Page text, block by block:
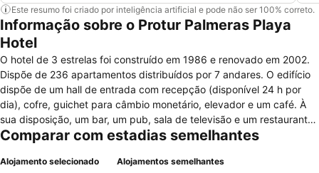
Este resumo foi criado por inteligência artificial e pode não ser 100% correto.
Informação sobre o Protur Palmeras Playa
Hotel
O hotel de 3 estrelas foi construído em 1986 e renovado em 2002.
Dispõe de 236 apartamentos distribuídos por 7 andares. O edifício
dispõe de um hall de entrada com recepção (disponível 24 h por
dia), cofre, guichet para câmbio monetário, elevador e um café. À
sua disposição, um bar, um pub, sala de televisão e um restaurante
à la carte climatizado com zona para não fumadores e cadeiras
Internet, mini-clube e parque infantil. Poderá estacionar o seu
Comparar com estadias semelhantes
Alojamento selecionado Alojamentos semelhantes